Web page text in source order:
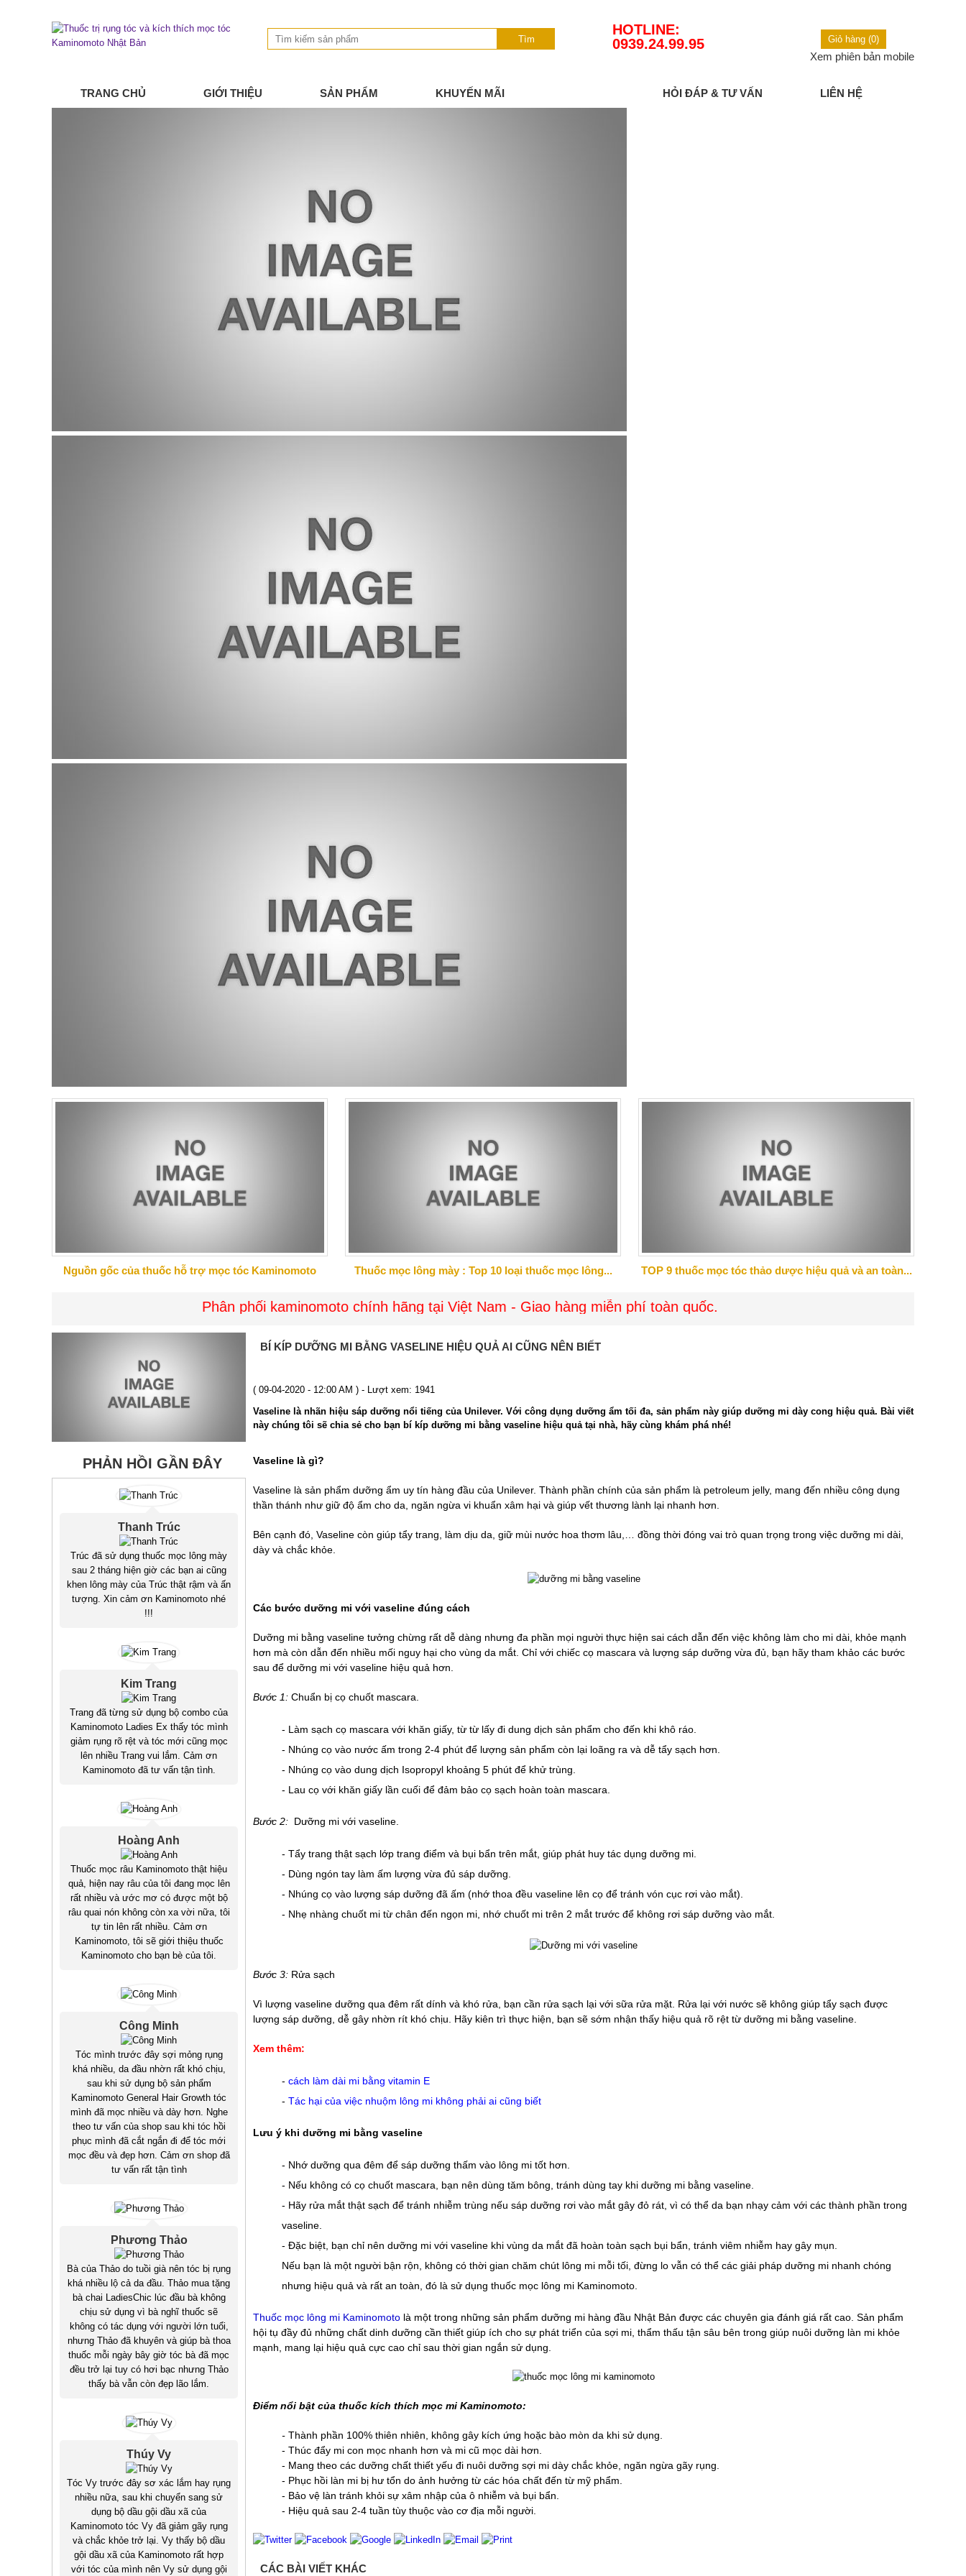
Tìm
HOTLINE:
0939.24.99.95
Giỏ hàng (0)
Xem phiên bản mobile
TRANG CHỦ GIỚI THIỆU SẢN PHẨM KHUYẾN MÃI HỎI ĐÁP & TƯ VẤN LIÊN HỆ
Nguồn gốc của thuốc hỗ trợ mọc tóc Kaminomoto Thuốc mọc lông mày : Top 10 loại thuốc mọc lông... TOP 9 thuốc mọc tóc thảo dược hiệu quả và an toàn...
Phân phối kaminomoto chính hãng tại Việt Nam - Giao hàng miễn phí toàn quốc.
PHẢN HỒI GẦN ĐÂY
Thanh Trúc
Trúc đã sử dụng thuốc mọc lông mày
sau 2 tháng hiện giờ các bạn ai cũng
khen lông mày của Trúc thật rậm và ấn
tượng. Xin cảm ơn Kaminomoto nhé
!!!
Kim Trang
Trang đã từng sử dụng bộ combo của
Kaminomoto Ladies Ex thấy tóc mình
giảm rụng rõ rệt và tóc mới cũng mọc
lên nhiều Trang vui lắm. Cảm ơn
Kaminomoto đã tư vấn tận tình.
Hoàng Anh
Thuốc mọc râu Kaminomoto thật hiệu
quả, hiện nay râu của tôi đang mọc lên
rất nhiều và ước mơ có được một bộ
râu quai nón không còn xa vời nữa, tôi
tự tin lên rất nhiều. Cảm ơn
Kaminomoto, tôi sẽ giới thiệu thuốc
Kaminomoto cho bạn bè của tôi.
Công Minh
Tóc mình trước đây sợi mỏng rụng
khá nhiều, da đầu nhờn rất khó chịu,
sau khi sử dụng bộ sản phẩm
Kaminomoto General Hair Growth tóc
mình đã mọc nhiều và dày hơn. Nghe
theo tư vấn của shop sau khi tóc hồi
phục mình đã cắt ngắn đi để tóc mới
mọc đều và đẹp hơn. Cảm ơn shop đã
tư vấn rất tận tình
Phương Thảo
Bà của Thảo do tuồi già nên tóc bị rụng
khá nhiều lộ cả da đầu. Thảo mua tặng
bà chai LadiesChic lúc đầu bà không
chịu sử dụng vì bà nghĩ thuốc sẽ
không có tác dụng với người lớn tuổi,
nhưng Thảo đã khuyên và giúp bà thoa
thuốc mỗi ngày bây giờ tóc bà đã mọc
đều trở lại tuy có hơi bạc nhưng Thảo
thấy bà vẫn còn đẹp lão lắm.
Thúy Vy
Tóc Vy trước đây sơ xác lắm hay rụng
nhiều nữa, sau khi chuyển sang sử
dụng bộ dầu gội dầu xã của
Kaminomoto tóc Vy đã giảm gãy rụng
và chắc khỏe trở lại. Vy thấy bộ dầu
gội dầu xã của Kaminomoto rất hợp
với tóc của mình nên Vy sử dụng gội
BÍ KÍP DƯỠNG MI BẰNG VASELINE HIỆU QUẢ AI CŨNG NÊN BIẾT
( 09-04-2020 - 12:00 AM ) - Lượt xem: 1941
Vaseline là nhãn hiệu sáp dưỡng nổi tiếng của Unilever. Với công dụng dưỡng ẩm tối đa, sản phẩm này giúp dưỡng mi dày cong hiệu quả. Bài viết
này chúng tôi sẽ chia sẻ cho bạn bí kíp dưỡng mi bằng vaseline hiệu quả tại nhà, hãy cùng khám phá nhé!
Vaseline là gì?
Vaseline là sản phẩm dưỡng ẩm uy tín hàng đầu của Unilever. Thành phần chính của sản phẩm là petroleum jelly, mang đến nhiều công dụng
thần thánh như giữ độ ẩm cho da, ngăn ngừa vi khuẩn xâm hại và giúp vết thương lành lại nhanh hơn.
Bên cạnh đó, Vaseline còn giúp tẩy trang, làm dịu da, giữ mùi nước hoa thơm lâu,… đồng thời đóng vai trò quan trọng trong việc dưỡng mi dài,
dày và chắc khỏe.
Các bước dưỡng mi với vaseline đúng cách
Dưỡng mi bằng vaseline tưởng chừng rất dễ dàng nhưng đa phần mọi người thực hiện sai cách dẫn đến việc không làm cho mi dài, khỏe mạnh
hơn mà còn dẫn đến nhiều mối nguy hại cho vùng da mắt. Chỉ với chiếc cọ mascara và lượng sáp dưỡng vừa đủ, bạn hãy tham khảo các bước
sau để dưỡng mi với vaseline hiệu quả hơn.
Bước 1:Chuẩn bị cọ chuốt mascara.
- Làm sạch cọ mascara với khăn giấy, từ từ lấy đi dung dịch sản phẩm cho đến khi khô ráo.
- Nhúng cọ vào nước ấm trong 2-4 phút để lượng sản phẩm còn lại loãng ra và dễ tẩy sạch hơn.
- Nhúng cọ vào dung dịch Isopropyl khoảng 5 phút để khử trùng.
- Lau cọ với khăn giấy lần cuối để đảm bảo cọ sạch hoàn toàn mascara.
Bước 2:Dưỡng mi với vaseline.
- Tẩy trang thật sạch lớp trang điểm và bụi bẩn trên mắt, giúp phát huy tác dụng dưỡng mi.
- Dùng ngón tay làm ấm lượng vừa đủ sáp dưỡng.
- Nhúng cọ vào lượng sáp dưỡng đã ấm (nhớ thoa đều vaseline lên cọ để tránh vón cục rơi vào mắt).
- Nhẹ nhàng chuốt mi từ chân đến ngọn mi, nhớ chuốt mi trên 2 mắt trước để không rơi sáp dưỡng vào mắt.
Bước 3:Rửa sạch
Vì lượng vaseline dưỡng qua đêm rất dính và khó rửa, bạn cần rửa sạch lại với sữa rửa mặt. Rửa lại với nước sẽ không giúp tẩy sạch được
lượng sáp dưỡng, dễ gây nhờn rít khó chịu. Hãy kiên trì thực hiện, bạn sẽ sớm nhận thấy hiệu quả rõ rệt từ dưỡng mi bằng vaseline.
Xem thêm:
- cách làm dài mi bằng vitamin E
- Tác hại của việc nhuộm lông mi không phải ai cũng biết
Lưu ý khi dưỡng mi bằng vaseline
- Nhớ dưỡng qua đêm để sáp dưỡng thấm vào lông mi tốt hơn.
- Nếu không có cọ chuốt mascara, bạn nên dùng tăm bông, tránh dùng tay khi dưỡng mi bằng vaseline.
- Hãy rửa mắt thật sạch để tránh nhiễm trùng nếu sáp dưỡng rơi vào mắt gây đỏ rát, vì có thể da bạn nhạy cảm với các thành phần trong
vaseline.
- Đặc biệt, bạn chỉ nên dưỡng mi với vaseline khi vùng da mắt đã hoàn toàn sạch bụi bẩn, tránh viêm nhiễm hay gây mụn.
Nếu bạn là một người bận rộn, không có thời gian chăm chút lông mi mỗi tối, đừng lo vẫn có thể các giải pháp dưỡng mi nhanh chóng
nhưng hiệu quả và rất an toàn, đó là sử dụng thuốc mọc lông mi Kaminomoto.
Thuốc mọc lông mi Kaminomotolà một trong những sản phẩm dưỡng mi hàng đầu Nhật Bản được các chuyên gia đánh giá rất cao. Sản phẩm
hội tụ đầy đủ những chất dinh dưỡng cần thiết giúp ích cho sự phát triển của sợi mi, thẩm thấu tận sâu bên trong giúp nuôi dưỡng làn mi khỏe
mạnh, mang lại hiệu quả cực cao chỉ sau thời gian ngắn sử dụng.
Điểm nổi bật của thuốc kích thích mọc mi Kaminomoto:
- Thành phần 100% thiên nhiên, không gây kích ứng hoặc bào mòn da khi sử dụng.
- Thúc đẩy mi con mọc nhanh hơn và mi cũ mọc dài hơn.
- Mang theo các dưỡng chất thiết yếu đi nuôi dưỡng sợi mi dày chắc khỏe, ngăn ngừa gãy rụng.
- Phục hồi làn mi bị hư tổn do ảnh hưởng từ các hóa chất đến từ mỹ phẩm.
- Bảo vệ làn tránh khỏi sự xâm nhập của ô nhiễm và bụi bẩn.
- Hiệu quả sau 2-4 tuần tùy thuộc vào cơ địa mỗi người.
CÁC BÀI VIẾT KHÁC